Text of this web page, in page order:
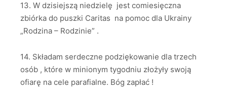
13. W dzisiejszą niedzielę jest comiesięczna
zbiórka do puszki Caritas na pomoc dla Ukrainy
„Rodzina – Rodzinie” .
14. Składam serdeczne podziękowanie dla trzech
osób , które w minionym tygodniu złożyły swoją
ofiarę na cele parafialne. Bóg zapłać !